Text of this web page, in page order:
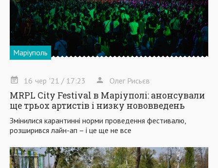
Маріуполь
16 чер '21 / 17:23 Олег Рисьєв
MRPL City Festival в Маріуполі: анонсували
ще трьох артистів і низку нововведень
Змінилися карантинні норми проведення фестивалю,
розширився лайн-ап – і це ще не все